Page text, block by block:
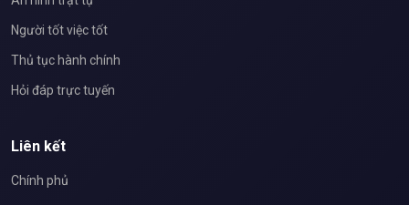
Người tốt việc tốt
Thủ tục hành chính
Hỏi đáp trực tuyến
Liên kết
Chính phủ